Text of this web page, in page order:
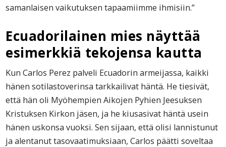
samanlaisen vaikutuksen tapaamiimme ihmisiin.”
Ecuadorilainen mies näyttää
esimerkkiä tekojensa kautta
Kun Carlos Perez palveli Ecuadorin armeijassa, kaikki
hänen sotilastoverinsa tarkkailivat häntä. He tiesivät,
että hän oli Myöhempien Aikojen Pyhien Jeesuksen
Kristuksen Kirkon jäsen, ja he kiusasivat häntä usein
hänen uskonsa vuoksi. Sen sijaan, että olisi lannistunut
ja alentanut tasovaatimuksiaan, Carlos päätti soveltaa